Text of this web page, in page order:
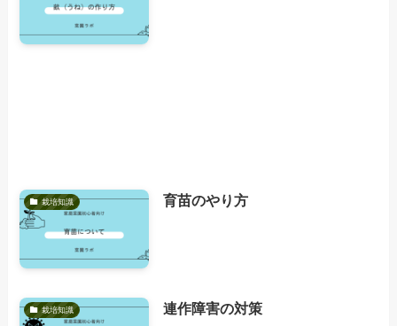
栽培知識 育苗のやり方
栽培知識 連作障害の対策